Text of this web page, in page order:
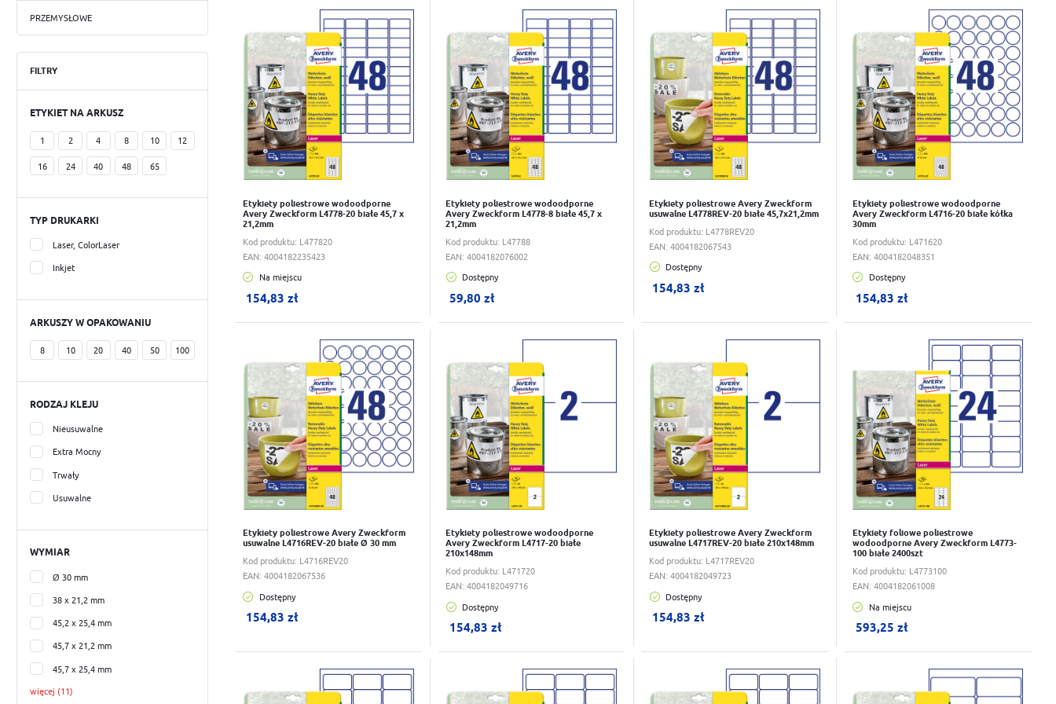
Kolorowe oznaczanie
Adresowe i wysyłkowe
Folie specjalistyczne
PRZEMYSŁOWE
FILTRY
ETYKIET NA ARKUSZ
1 2 4 8 10 12
16 24 40 48 65
TYP DRUKARKI
Laser, ColorLaser
Inkjet
ARKUSZY W OPAKOWANIU
8 10 20 40 50 100
RODZAJ KLEJU
Nieusuwalne
Extra Mocny
Trwały
Usuwalne
WYMIAR
Ø 30 mm
38 x 21,2 mm
45,2 x 25,4 mm
45,7 x 21,2 mm
45,7 x 25,4 mm
więcej (11)
poliestru. Możesz stworzyć wszystkie etykiety za pomocą darmowego oprogramowania od Avery, które jest dostępne na naszej stronie.
Odporne na promieniowanie UV, temperatury od -20°C to + 80°C, brud, wodę i oleje.
Poliester biały matowy z mocnym trwałym klejem spełnia wymogi UL (Underwriters Laboratories ). W tych samych rozmiarach etykiety są produkowane z
klejem usuwalnym. Na końcu numeru produktu posiadają one trzy literowy skrót REV.
Wiele rozmiarów jest dostępnych w opakowaniach po 8, 20 i 100 arkuszy A4
Kod produktu: L477820
Etykiety poliestrowe wodoodporne
Avery Zweckform L4778-20 białe 45,7 x
21,2mm
EAN: 4004182235423
Na miejscu
154,83 zł
W koszyku:
Kod produktu: L47788
Etykiety poliestrowe wodoodporne
Avery Zweckform L4778-8 białe 45,7 x
21,2mm
EAN:4004182076002
Dostępny
59,80 zł
W koszyku:
Kod produktu: L4778REV20
Etykiety poliestrowe Avery Zweckform
usuwalne L4778REV-20 białe 45,7x21,2mm
EAN:4004182067543
Dostępny
154,83 zł
W koszyku:
Kod produktu: L471620
Etykiety poliestrowe wodoodporne
Avery Zweckform L4716-20 białe kółka
30mm
EAN: 4004182048351
Dostępny
154,83 zł
W koszyku:
Kod produktu: L4716REV20
Etykiety poliestrowe Avery Zweckform
usuwalne L4716REV-20 białe Ø 30 mm
EAN: 4004182067536
Dostępny
154,83 zł
W koszyku:
Kod produktu: L471720
Etykiety poliestrowe wodoodporne
Avery Zweckform L4717-20 białe
210x148mm
EAN:4004182049716
Dostępny
154,83 zł
W koszyku:
Kod produktu: L4717REV20
Etykiety poliestrowe Avery Zweckform
usuwalne L4717REV-20 białe 210x148mm
EAN:4004182049723
Dostępny
154,83 zł
W koszyku:
Kod produktu: L4773100
Etykiety foliowe poliestrowe
wodoodporne Avery Zweckform L4773-
100 białe 2400szt
EAN: 4004182061008
Na miejscu
593,25 zł
W koszyku: